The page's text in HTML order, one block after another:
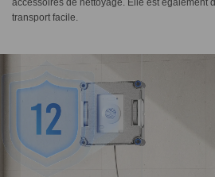
accessoires de nettoyage. Elle est également
transport facile.